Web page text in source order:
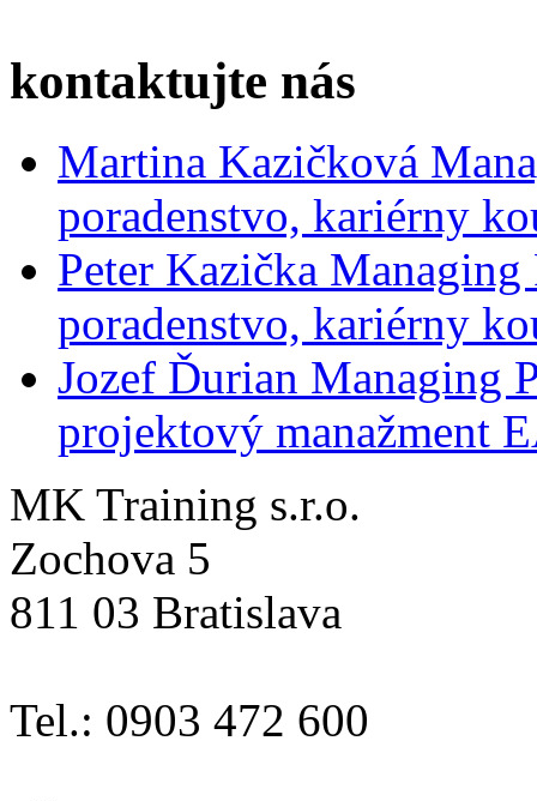
kontaktujte nás
Martina Kazičková
poradenstvo, kariérny
Peter Kazička
poradenstvo, kariérny
Jozef Ďurian Managing
projektový manažment
MK Training s.r.o.
Zochova 5
811 03 Bratislava
Tel.: 0903 472 600